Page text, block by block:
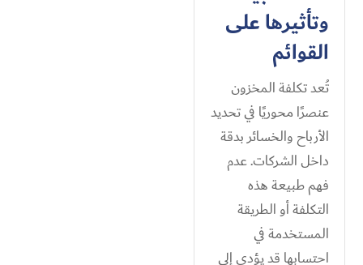
وتأثيرها على
القوائم
تُعد تكلفة المخزون
عنصرًا محوريًا في تحديد
الأرباح والخسائر بدقة
داخل الشركات. عدم
فهم طبيعة هذه
التكلفة أو الطريقة
المستخدمة في
احتسابها قد يؤدي إلى